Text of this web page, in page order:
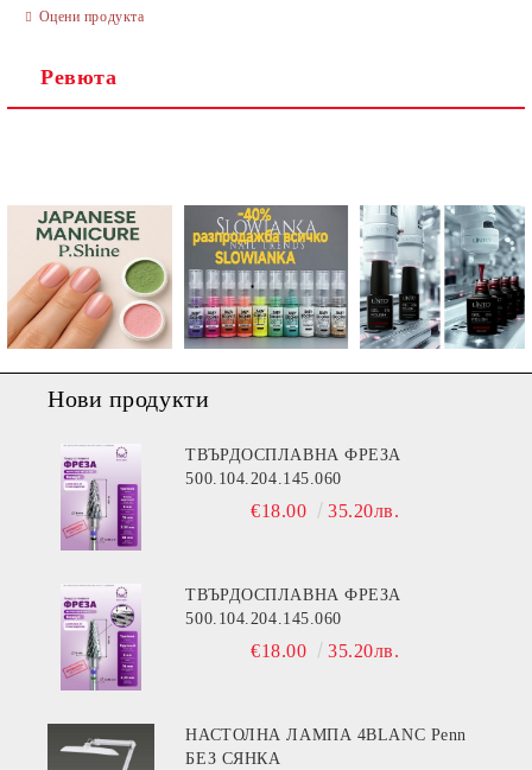
Оцени продукта
Ревюта
Нови продукти
ТВЪРДОСПЛАВНА ФРЕЗА
500.104.204.145.060
€18.00 35.20лв.
ТВЪРДОСПЛАВНА ФРЕЗА
500.104.204.145.060
€18.00 35.20лв.
НАСТОЛНА ЛАМПА 4BLANC Penn
БЕЗ СЯНКА